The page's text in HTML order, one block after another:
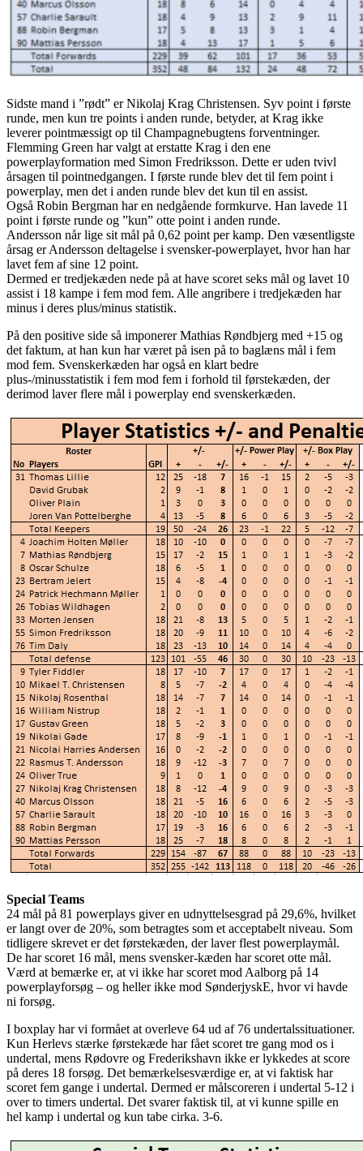
Sidste mand i ”rødt” er Nikolaj Krag Christensen. Syv point i første
runde, men kun tre points i anden runde, betyder, at Krag ikke
leverer pointmæssigt op til Champagnebugtens forventninger.
Flemming Green har valgt at erstatte Krag i den ene
powerplayformation med Simon Fredriksson. Dette er uden tvivl
årsagen til pointnedgangen. I første runde blev det til fem point i
powerplay, men det i anden runde blev det kun til en assist.
Også Robin Bergman har en nedgående formkurve. Han lavede 11
point i første runde og ”kun” otte point i anden runde.
Andersson når lige sit mål på 0,62 point per kamp. Den væsentligste
årsag er Andersson deltagelse i svensker-powerplayet, hvor han har
lavet fem af sine 12 point.
Dermed er tredjekæden nede på at have scoret seks mål og lavet 10
assist i 18 kampe i fem mod fem. Alle angribere i tredjekæden har
minus i deres plus/minus statistik.
På den positive side så imponerer Mathias Røndbjerg med +15 og
det faktum, at han kun har været på isen på to baglæns mål i fem
mod fem. Svenskerkæden har også en klart bedre
plus-/minusstatistik i fem mod fem i forhold til førstekæden, der
derimod laver flere mål i powerplay end svenskerkæden.
Special Teams
24 mål på 81 powerplays giver en udnyttelsesgrad på 29,6%, hvilket
er langt over de 20%, som betragtes som et acceptabelt niveau. Som
tidligere skrevet er det førstekæden, der laver flest powerplaymål.
De har scoret 16 mål, mens svensker-kæden har scoret otte mål.
Værd at bemærke er, at vi ikke har scoret mod Aalborg på 14
powerplayforsøg – og heller ikke mod SønderjyskE, hvor vi havde
ni forsøg.
I boxplay har vi formået at overleve 64 ud af 76 undertalssituationer.
Kun Herlevs stærke førstekæde har fået scoret tre gang mod os i
undertal, mens Rødovre og Frederikshavn ikke er lykkedes at score
på deres 18 forsøg. Det bemærkelsesværdige er, at vi faktisk har
scoret fem gange i undertal. Dermed er målscoreren i undertal 5-12 i
over to timers undertal. Det svarer faktisk til, at vi kunne spille en
hel kamp i undertal og kun tabe cirka. 3-6.